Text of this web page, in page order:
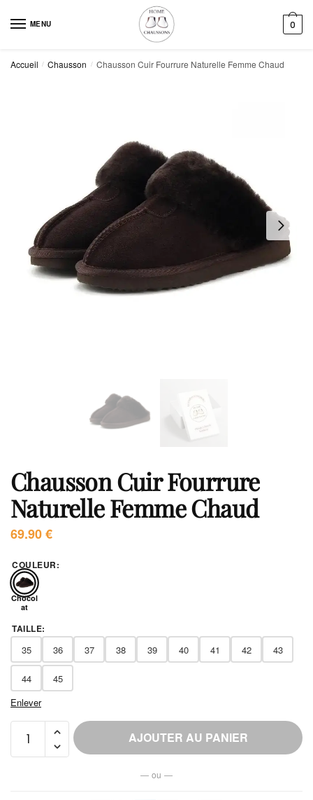
MENU 0
Accueil / Chausson / Chausson Cuir Fourrure Naturelle Femme Chaud
Chausson Cuir Fourrure
Naturelle Femme Chaud
69.90€
COULEUR:
Chocol
at
TAILLE:
35 36 37 38 39 40 41 42 43
44
45
Enlever
Chausson
AJOUTER AU PANIER
— ou —